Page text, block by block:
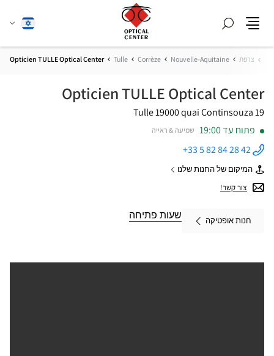
חפש
שנהעברית
צרפת Nouvelle-Aquitaine
Corrèze
Tulle
Opticien TULLE Optical Center
Opticien TULLE Optical Center
19 quai Continsouza
19000 Tulle
פתוח עד 19:00
שמיעה & ראייה
התקשר
לחנות
Opticien
TULLE
Optical
+33 5 82 84 28 42
המיקום של החנות שלנו של
Opticien
TULLE
צור קשר!
חנות אופטיקה
שעות פתיחה